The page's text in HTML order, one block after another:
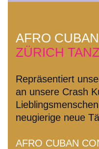
AFRO
ZÜRICH
Repräsentiert
an unsere Crash
neugierige neue
AFRO CUBAN